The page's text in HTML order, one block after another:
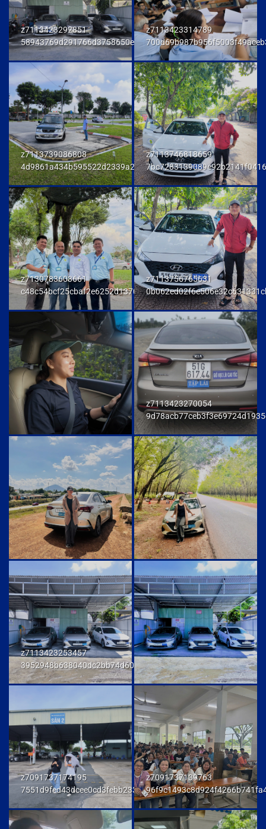
z7113423292851
58943769d291766d3758650e972d81fd
z7113423314789
z7113739086808
4d9861a434b595522d2339a23458e048
z7113746818659
z7130783603661
c48c54bcf25cbaf2e6252d137093a294
z7113756765631
z7113423270054
z7113423253457
3952948b638040dc2bb74d606db7a6f9
z7091737174195
7551d9fed43dcee0cd3febb233847292
z7091737139763